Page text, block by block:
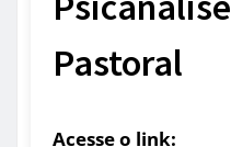
Pastoral
Acesse o link: